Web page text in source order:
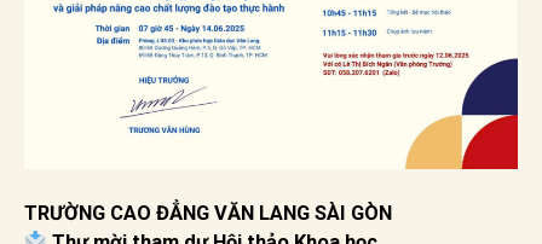
TRƯỜNG CAO ĐẲNG VĂN LANG SÀI GÒN